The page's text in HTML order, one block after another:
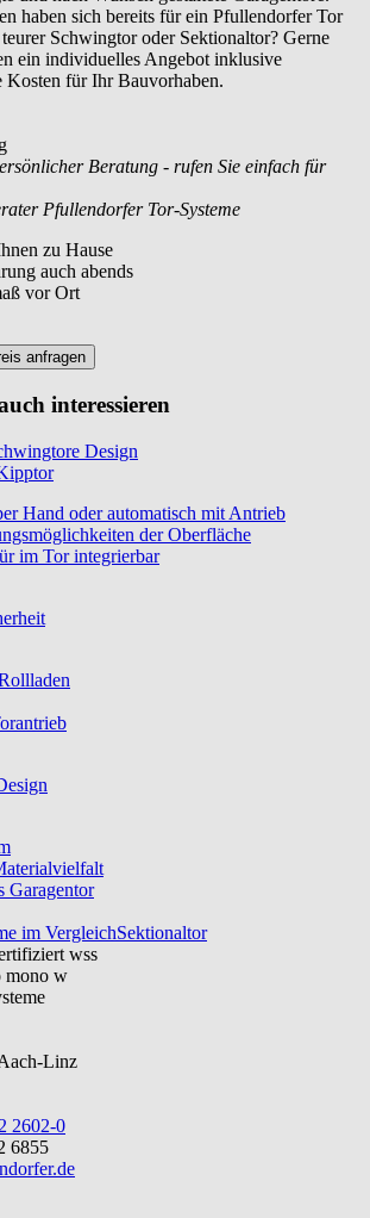
haben sich bereits für ein Pfullendorfer Tor
Schwingtor oder Sektionaltor? Gerne
ein individuelles Angebot inklusive
Kosten für Ihr Bauvorhaben.
Beratung - rufen Sie einfach für
Pfullendorfer Tor-Systeme
zu Hause
auch abends
vor Ort
anfragen
interessieren
Hand oder automatisch mit Antrieb
der Oberfläche
im Tor integrierbar
Garagentor
im VergleichSektionaltor
Linz
2602-0
6855